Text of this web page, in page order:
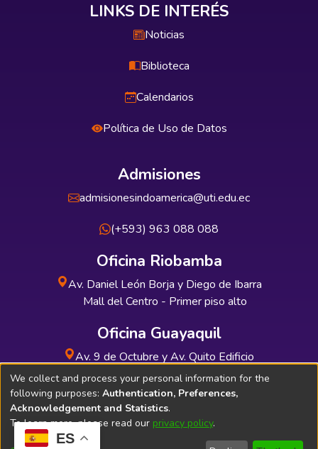
ES
LINKS DE INTERÉS
Noticias
Biblioteca
Calendarios
Política de Uso de Datos
Admisiones
admisionesindoamerica@uti.edu.ec
(+593) 963 088 088
Oficina Riobamba
Av. Daniel León Borja y Diego de Ibarra
Mall del Centro - Primer piso alto
Oficina Guayaquil
Av. 9 de Octubre y Av. Quito Edificio
INDUAUTO - Planta baja
Soporte Técnico Bibliolatino.com
We collect and process your personal information for the
following purposes: Authentication, Preferences,
Acknowledgement and Statistics.
To learn more, please read our privacy policy.